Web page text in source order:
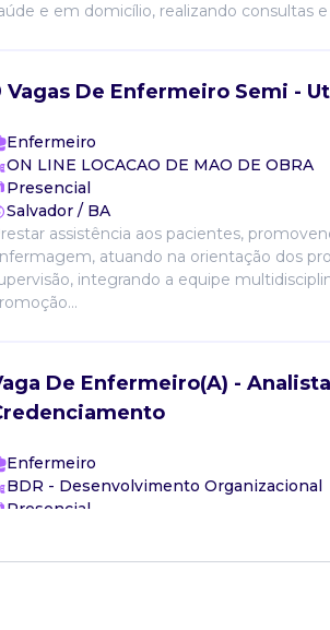
e em domicílio, realizando consultas
Vagas De Enfermeiro Semi -
Enfermeiro
ON LINE LOCACAO DE MAO DE OBRA
Presencial
Salvador / BA
assistência aos pacientes,
atuando na orientação dos
integrando a equipe
De Enfermeiro(A) -
Enfermeiro
BDR - Desenvolvimento Organizacional
Presencial